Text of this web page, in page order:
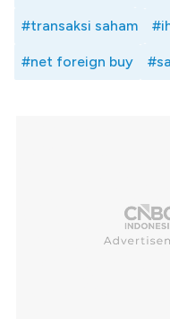
#transaksi saham
#net foreign buy